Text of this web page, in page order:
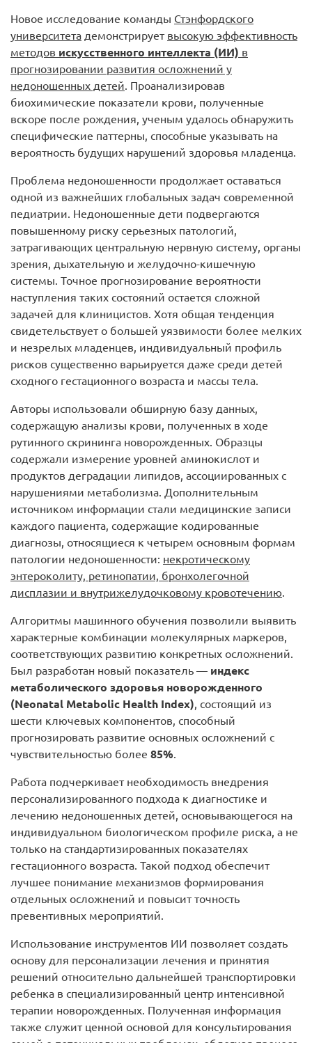
Новое исследование команды Стэнфордского
университета демонстрирует высокую эффективность
методов искусственного интеллекта (ИИ) в
прогнозировании развития осложнений у
недоношенных детей. Проанализировав
биохимические показатели крови, полученные
вскоре после рождения, ученым удалось обнаружить
специфические паттерны, способные указывать на
вероятность будущих нарушений здоровья младенца.
Проблема недоношенности продолжает оставаться
одной из важнейших глобальных задач современной
педиатрии. Недоношенные дети подвергаются
повышенному риску серьезных патологий,
затрагивающих центральную нервную систему, органы
зрения, дыхательную и желудочно-кишечную
системы. Точное прогнозирование вероятности
наступления таких состояний остается сложной
задачей для клиницистов. Хотя общая тенденция
свидетельствует о большей уязвимости более мелких
и незрелых младенцев, индивидуальный профиль
рисков существенно варьируется даже среди детей
сходного гестационного возраста и массы тела.
Авторы использовали обширную базу данных,
содержащую анализы крови, полученных в ходе
рутинного скрининга новорожденных. Образцы
содержали измерение уровней аминокислот и
продуктов деградации липидов, ассоциированных с
нарушениями метаболизма. Дополнительным
источником информации стали медицинские записи
каждого пациента, содержащие кодированные
диагнозы, относящиеся к четырем основным формам
патологии недоношенности: некротическому
энтероколиту, ретинопатии, бронхолегочной
дисплазии и внутрижелудочковому кровотечению.
Алгоритмы машинного обучения позволили выявить
характерные комбинации молекулярных маркеров,
соответствующих развитию конкретных осложнений.
Был разработан новый показатель — индекс
метаболического здоровья новорожденного
(Neonatal Metabolic Health Index), состоящий из
шести ключевых компонентов, способный
прогнозировать развитие основных осложнений с
чувствительностью более 85%.
Работа подчеркивает необходимость внедрения
персонализированного подхода к диагностике и
лечению недоношенных детей, основывающегося на
индивидуальном биологическом профиле риска, а не
только на стандартизированных показателях
гестационного возраста. Такой подход обеспечит
лучшее понимание механизмов формирования
отдельных осложнений и повысит точность
превентивных мероприятий.
Использование инструментов ИИ позволяет создать
основу для персонализации лечения и принятия
решений относительно дальнейшей транспортировки
ребенка в специализированный центр интенсивной
терапии новорожденных. Полученная информация
также служит ценной основой для консультирования